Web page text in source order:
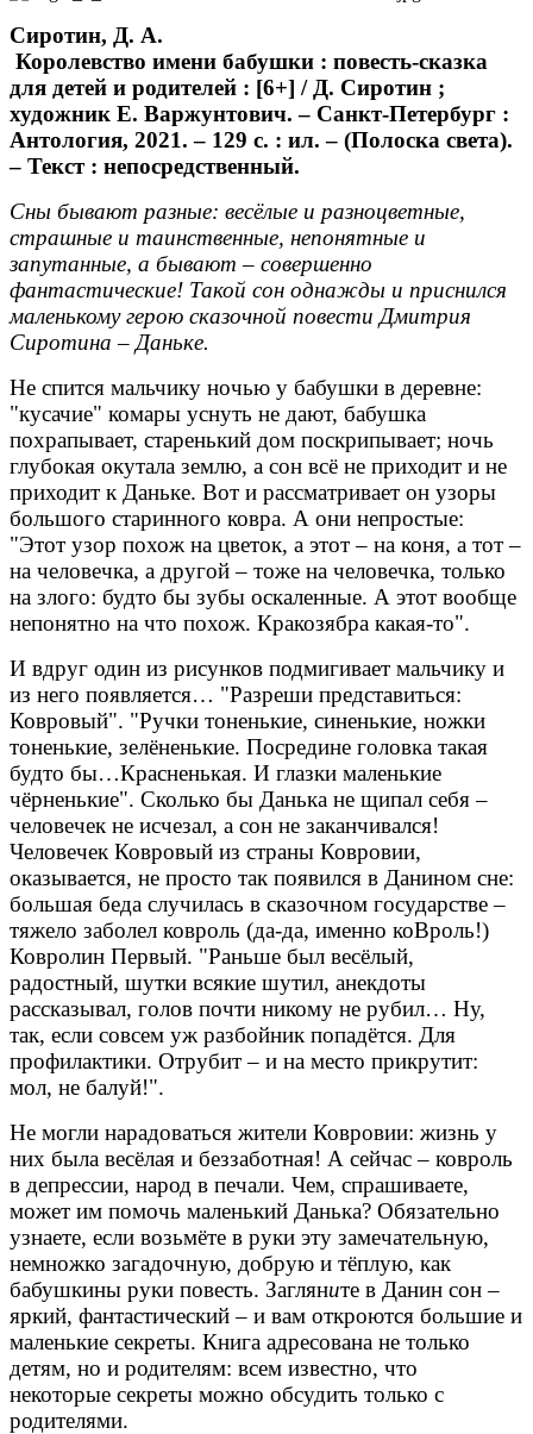
Сиротин, Д. А.
Королевство имени бабушки : повесть-сказка
для детей и родителей : [6+] / Д. Сиротин ;
художник Е. Варжунтович. – Санкт-Петербург :
Антология, 2021. – 129 с. : ил. – (Полоска света).
– Текст : непосредственный.
Сны бывают разные: весёлые и разноцветные,
страшные и таинственные, непонятные и
запутанные, а бывают– совершенно
фантастические! Такой сон однажды и приснился
маленькому герою сказочной повести Дмитрия
Сиротина – Даньке.
Не спится мальчику ночью у бабушки в деревне:
"кусачие" комары уснуть не дают, бабушка
похрапывает, старенький дом поскрипывает; ночь
глубокая окутала землю, а сон всё не приходит и не
приходит к Даньке. Вот и рассматривает он узоры
большого старинного ковра. А они непростые:
"Этот узор похож на цветок, а этот – на коня, а тот –
на человечка, а другой – тоже на человечка, только
на злого: будто бы зубы оскаленные. А этот вообще
непонятно на что похож. Кракозябра какая-то".
И вдруг один из рисунков подмигивает мальчику и
из него появляется… "Разреши представиться:
Ковровый". "Ручки тоненькие, синенькие, ножки
тоненькие, зелёненькие. Посредине головка такая
будто бы…Красненькая. И глазки маленькие
чёрненькие". Сколько бы Данька не щипал себя –
человечек не исчезал, а сон не заканчивался!
Человечек Ковровый из страны Ковровии,
оказывается, не просто так появился в Данином сне:
большая беда случилась в сказочном государстве –
тяжело заболел ковроль (да-да, именно коВроль!)
Ковролин Первый. "Раньше был весёлый,
радостный, шутки всякие шутил, анекдоты
рассказывал, голов почти никому не рубил… Ну,
так, если совсем уж разбойник попадётся. Для
профилактики. Отрубит – и на место прикрутит:
мол, не балуй!".
Не могли нарадоваться жители Ковровии: жизнь у
них была весёлая и беззаботная! А сейчас – ковроль
в депрессии, народ в печали. Чем, спрашиваете,
может им помочь маленький Данька? Обязательно
узнаете, если возьмёте в руки эту замечательную,
немножко загадочную, добрую и тёплую, как
бабушкины руки повесть. Загляните в Данин сон –
яркий, фантастический – и вам откроются большие и
маленькие секреты. Книга адресована не только
детям, но и родителям: всем известно, что
некоторые секреты можно обсудить только с
родителями.